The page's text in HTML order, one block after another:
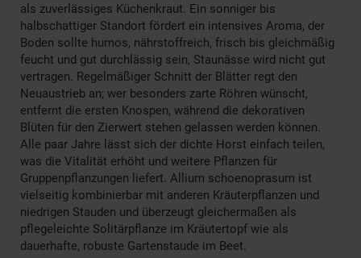
als zuverlässiges Küchenkraut. Ein sonniger bis
halbschattiger Standort fördert ein intensives Aroma, der
Boden sollte humos, nährstoffreich, frisch bis gleichmäßig
feucht und gut durchlässig sein, Staunässe wird nicht gut
vertragen. Regelmäßiger Schnitt der Blätter regt den
Neuaustrieb an; wer besonders zarte Röhren wünscht,
entfernt die ersten Knospen, während die dekorativen
Blüten für den Zierwert stehen gelassen werden können.
Alle paar Jahre lässt sich der dichte Horst einfach teilen,
was die Vitalität erhöht und weitere Pflanzen für
Gruppenpflanzungen liefert. Allium schoenoprasum ist
vielseitig kombinierbar mit anderen Kräuterpflanzen und
niedrigen Stauden und überzeugt gleichermaßen als
pflegeleichte Solitärpflanze im Kräutertopf wie als
dauerhafte, robuste Gartenstaude im Beet.